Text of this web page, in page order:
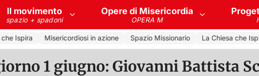
Il movimento
spazio + spadoni
Opere di Misericordia
OPERA M
Ispira Misericordiosi in azione Spazio Missionario La Chiesa che
1 giugno: Giovanni Battista